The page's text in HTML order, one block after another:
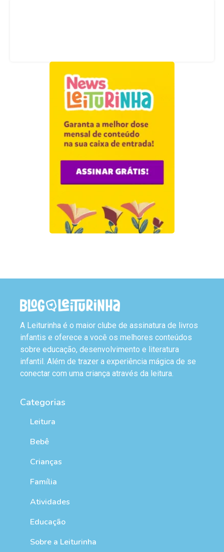
A Leiturinha é o maior clube de assinatura de livros
infantis e oferece a você os melhores conteúdos
sobre educação, desenvolvimento e literatura
infantil. Além de trazer a experiência mágica de se
conectar com uma criança através da leitura.
Categorias
Leitura
Bebê
Crianças
Família
Atividades
Educação
Sobre a Leiturinha